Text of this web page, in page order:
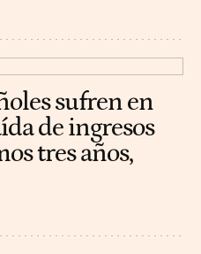
sufren en
de ingresos
tres años,